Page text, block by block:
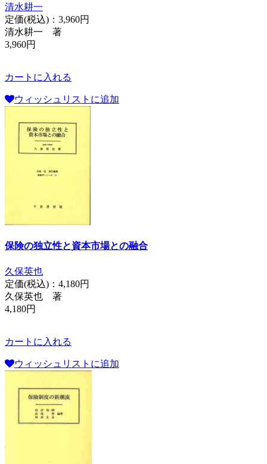
清水耕一
定価(税込)： 3,960円
清水耕一 著
3,960円
カートに入れる
ウィッシュリストに追加
保険の独立性と資本市場との融合
久保英也
定価(税込)： 4,180円
久保英也 著
4,180円
カートに入れる
ウィッシュリストに追加